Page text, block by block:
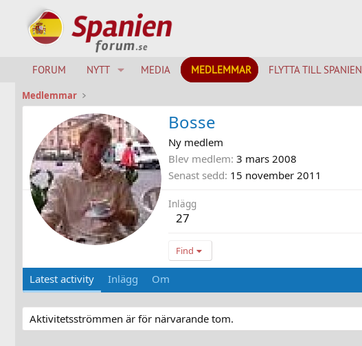
FORUM NYTT MEDIA MEDLEMMAR FLYTTA TILL SPANIEN
Medlemmar
Bosse
Ny medlem
Blev medlem 3 mars 2008
Senast sedd 15 november 2011
Inlägg
27
Find
Latest activity Inlägg Om
Aktivitetsströmmen är för närvarande tom.